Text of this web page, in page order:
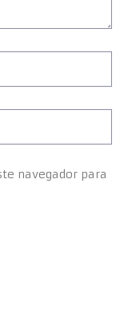
navegador para